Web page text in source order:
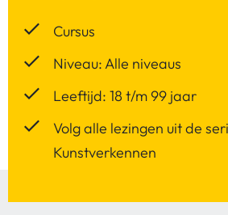
Cursus
Niveau: Alle niveaus
Leeftijd: 18 t/m 99 jaar
Volg alle lezingen uit de
Kunstverkennen